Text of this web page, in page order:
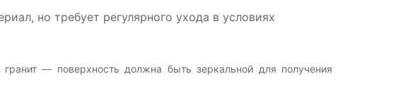
но требует регулярного ухода в условиях
— поверхность должна быть зеркальной для получения